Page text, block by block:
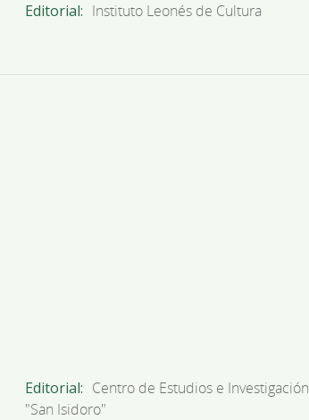
Editorial
Instituto Leonés de Cultura
Editorial
Centro de Estudios e Investigación
"San Isidoro"